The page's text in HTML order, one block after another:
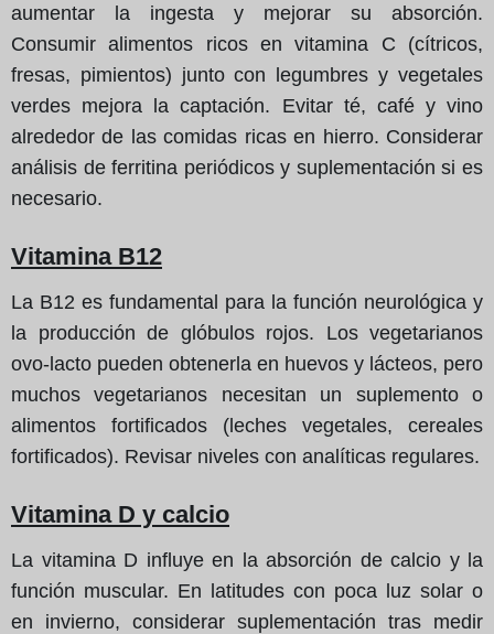
aumentar la ingesta y mejorar su absorción.
Consumir alimentos ricos en vitamina C (cítricos,
fresas, pimientos) junto con legumbres y vegetales
verdes mejora la captación. Evitar té, café y vino
alrededor de las comidas ricas en hierro. Considerar
análisis de ferritina periódicos y suplementación si es
necesario.
Vitamina B12
La B12 es fundamental para la función neurológica y
la producción de glóbulos rojos. Los vegetarianos
ovo-lacto pueden obtenerla en huevos y lácteos, pero
muchos vegetarianos necesitan un suplemento o
alimentos fortificados (leches vegetales, cereales
fortificados). Revisar niveles con analíticas regulares.
Vitamina D y calcio
La vitamina D influye en la absorción de calcio y la
función muscular. En latitudes con poca luz solar o
en invierno, considerar suplementación tras medir